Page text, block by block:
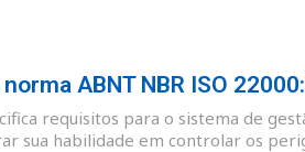
ABNT NBR ISO
requisitos para o sistema de
sua habilidade em controlar os